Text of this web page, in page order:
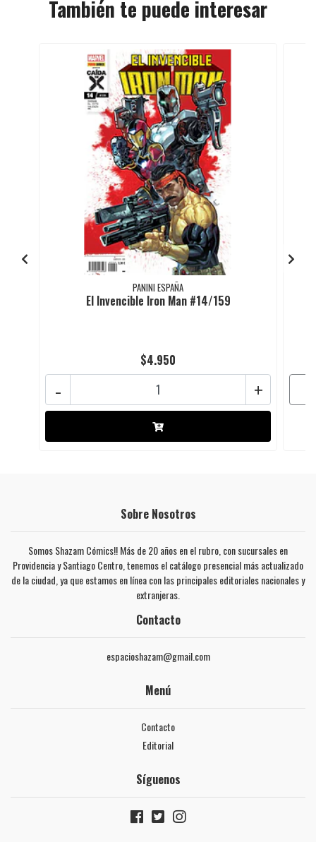
También te puede interesar
PANINI ESPAÑA
El Invencible Iron Man #14/159
$4.950
+
-
Sobre Nosotros
Somos Shazam Cómics!! Más de 20 años en el rubro, con sucursales en
Providencia y Santiago Centro, tenemos el catálogo presencial más actualizado
de la ciudad, ya que estamos en línea con las principales editoriales nacionales y
extranjeras.
Contacto
espacioshazam@gmail.com
Menú
Contacto
Editorial
Síguenos